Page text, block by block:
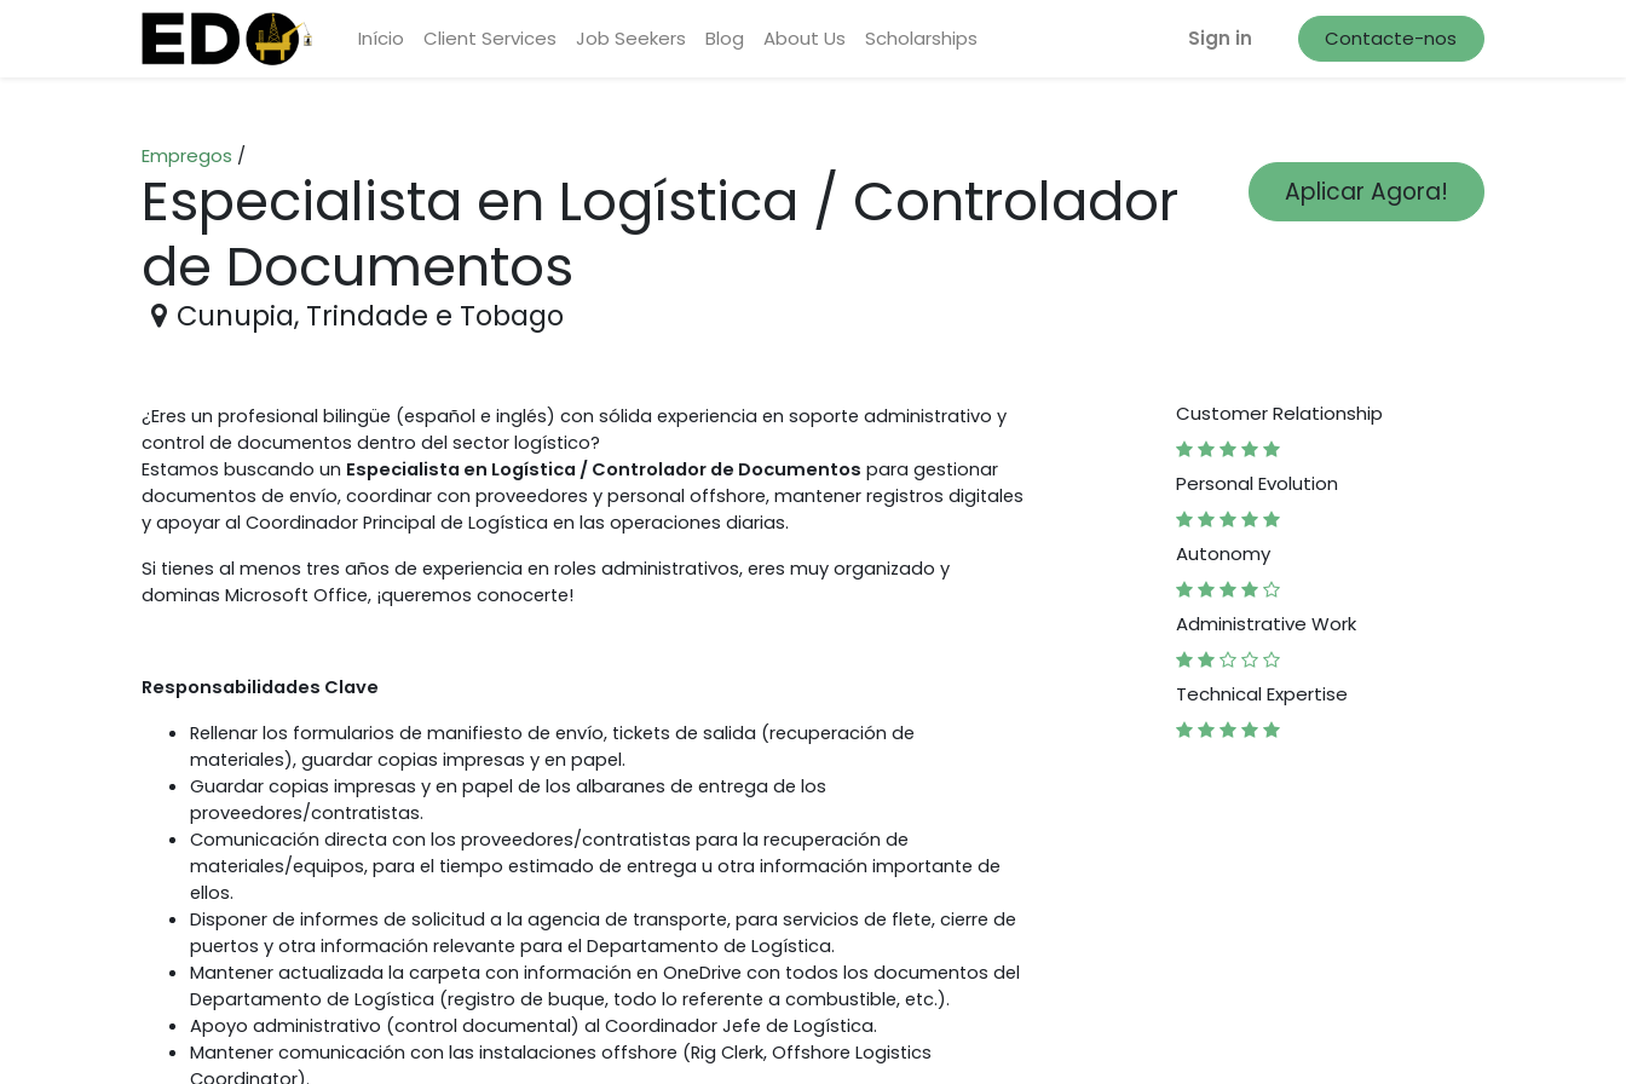
Início Client Services Job Seekers Blog About Us Scholarships Sign in Contacte-nos
Aplicar Agora!
Empregos /
Especialista en Logística / Controlador
de Documentos
Cunupia, Trindade e Tobago
¿Eres un profesional bilingüe (español e inglés) con sólida experiencia en soporte administrativo y
control de documentos dentro del sector logístico?
Estamos buscando un Especialista en Logística / Controlador de Documentos para gestionar
documentos de envío, coordinar con proveedores y personal offshore, mantener registros digitales
y apoyar al Coordinador Principal de Logística en las operaciones diarias.
Si tienes al menos tres años de experiencia en roles administrativos, eres muy organizado y
dominas Microsoft Office, ¡queremos conocerte!
Responsabilidades Clave
Rellenar los formularios de manifiesto de envío, tickets de salida (recuperación de
materiales), guardar copias impresas y en papel.
Guardar copias impresas y en papel de los albaranes de entrega de los
proveedores/contratistas.
Comunicación directa con los proveedores/contratistas para la recuperación de
materiales/equipos, para el tiempo estimado de entrega u otra información importante de
ellos.
Disponer de informes de solicitud a la agencia de transporte, para servicios de flete, cierre de
puertos y otra información relevante para el Departamento de Logística.
Mantener actualizada la carpeta con información en OneDrive con todos los documentos del
Departamento de Logística (registro de buque, todo lo referente a combustible, etc.).
Apoyo administrativo (control documental) al Coordinador Jefe de Logística.
Mantener comunicación con las instalaciones offshore (Rig Clerk, Offshore Logistics
Coordinator).
Customer Relationship
Personal Evolution
Autonomy
Administrative Work
Technical Expertise